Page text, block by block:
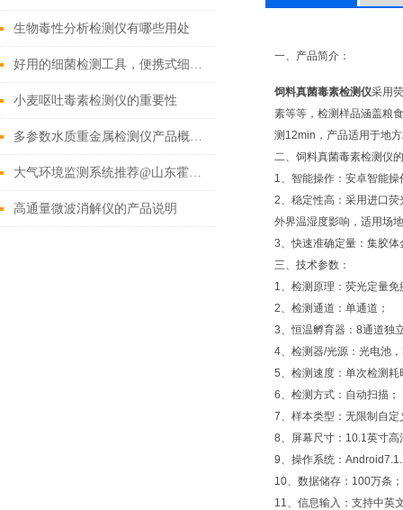
生物毒性分析检测仪有哪些用处
好用的细菌检测工具，便携式细菌检测仪
小麦呕吐毒素检测仪的重要性
多参数水质重金属检测仪产品概述（2022新上市的水质重金属检测仪）
大气环境监测系统推荐@山东霍尔德
高通量微波消解仪的产品说明
一、产品简介：
饲料真菌毒素检测仪采用
素等等，检测样品涵盖粮
测12min，产品适用于地
二、饲料真菌毒素检测仪
1、智能操作：安卓智能
2、稳定性高：采用进口
外界温湿度影响，适用场
3、快速准确定量：集胶
三、技术参数：
1、检测原理：荧光定量
2、检测通道：单通道；
3、恒温孵育器：8通道独
4、检测器/光源：光电池
5、检测速度：单次检测耗
6、检测方式：自动扫描；
7、样本类型：无限制自定
8、屏幕尺寸：10.1英寸
9、操作系统：
10、数据储存：100万条；
11、信息输入：支持中英